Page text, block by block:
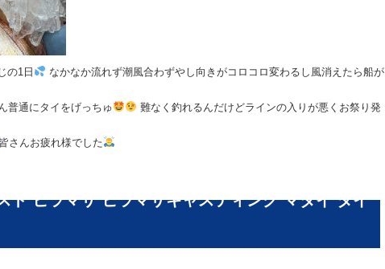
の1日
なかなか流れず潮風合わずやし向きがコロコロ変わるし風消えたら船が
普通にタイをげっちゅ
難なく釣れるんだけどラインの入りが悪くお祭り発
皆さんお疲れ様でした
ト ヒラマサ ヒラマサキャスティング マダイ タイ